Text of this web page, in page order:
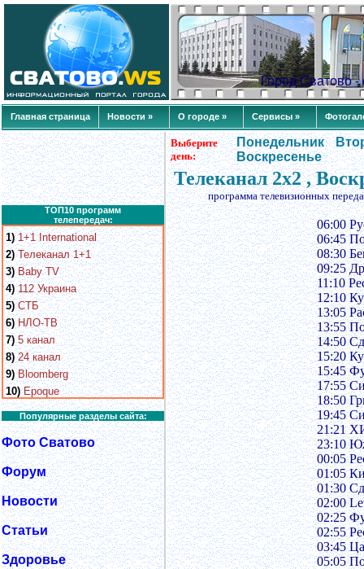
Город Сватово
Главная страница Новости » О городе » Сервисы »
ТОП10 программ
телепередач:
1) 1+1 International
2) Телеканал 1+1
3) Baby TV
4) 112 Украина
5) СТБ
6) НЛО-ТВ
7) 5 канал
8) 24 канал
9) Bloomberg
10) Epoque
Популярные разделы сайта:
Фото Сватово
Форум
Новости
Статьи
Здоровье
Выберите
день:
Понедельник
Воскресенье
Телеканал 2х2 ,
программа телевизионных
06:00
06:45
08:30
09:25
11:10
12:10
13:05
13:55
14:50
15:20
15:45
17:55
18:50
19:45
21:21
23:10
00:05
01:05
01:30
02:00
02:25
02:55
03:45
05:05